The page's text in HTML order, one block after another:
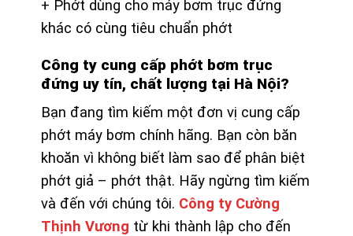
+ Phớt dùng cho máy bơm trục đứng
khác có cùng tiêu chuẩn phớt
Công ty cung cấp phớt bơm trục
đứng uy tín, chất lượng tại Hà Nội?
Bạn đang tìm kiếm một đơn vị cung cấp
phớt máy bơm chính hãng. Bạn còn băn
khoăn vì không biết làm sao để phân biệt
phớt giả – phớt thật. Hãy ngừng tìm kiếm
và đến với chúng tôi. Công ty Cường
Thịnh Vương từ khi thành lập cho đến